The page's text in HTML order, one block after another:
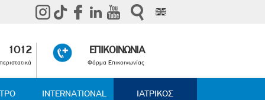
1012 ΕΠΙΚΟΙΝΩΝΙΑ
Φόρμα Επικοινωνίας
INTERNATIONAL
ΙΑΤΡΙΚΟΣ